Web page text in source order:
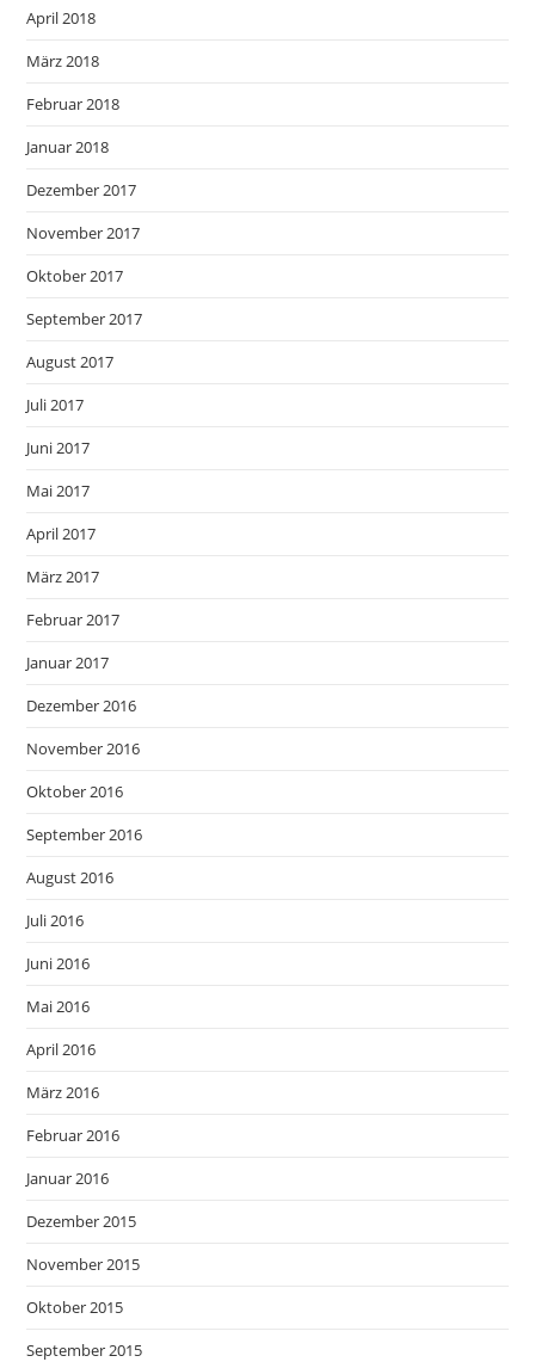
April 2018
März 2018
Februar 2018
Januar 2018
Dezember 2017
November 2017
Oktober 2017
September 2017
August 2017
Juli 2017
Juni 2017
Mai 2017
April 2017
März 2017
Februar 2017
Januar 2017
Dezember 2016
November 2016
Oktober 2016
September 2016
August 2016
Juli 2016
Juni 2016
Mai 2016
April 2016
März 2016
Februar 2016
Januar 2016
Dezember 2015
November 2015
Oktober 2015
September 2015